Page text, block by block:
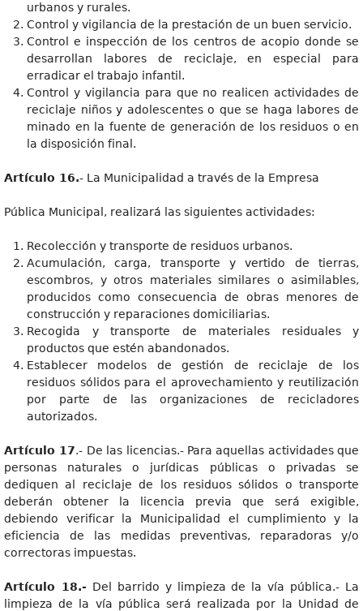
urbanos y rurales.
Control y vigilancia de la prestación de un buen servicio.
Control e inspección de los centros de acopio donde se
desarrollan labores de reciclaje, en especial para
erradicar el trabajo infantil.
Control y vigilancia para que no realicen actividades de
reciclaje niños y adolescentes o que se haga labores de
minado en la fuente de generación de los residuos o en
la disposición final.
Artículo 16.- La Municipalidad a través de la Empresa
Pública Municipal, realizará las siguientes actividades:
Recolección y transporte de residuos urbanos.
Acumulación, carga, transporte y vertido de tierras,
escombros, y otros materiales similares o asimilables,
producidos como consecuencia de obras menores de
construcción y reparaciones domiciliarias.
Recogida y transporte de materiales residuales y
productos que estén abandonados.
Establecer modelos de gestión de reciclaje de los
residuos sólidos para el aprovechamiento y reutilización
por parte de las organizaciones de recicladores
autorizados.
Artículo 17.- De las licencias.- Para aquellas actividades que
personas naturales o jurídicas públicas o privadas se
dediquen al reciclaje de los residuos sólidos o transporte
deberán obtener la licencia previa que será exigible,
debiendo verificar la Municipalidad el cumplimiento y la
eficiencia de las medidas preventivas, reparadoras y/o
correctoras impuestas.
Artículo 18.- Del barrido y limpieza de la vía pública.- La
limpieza de la vía pública será realizada por la Unidad de